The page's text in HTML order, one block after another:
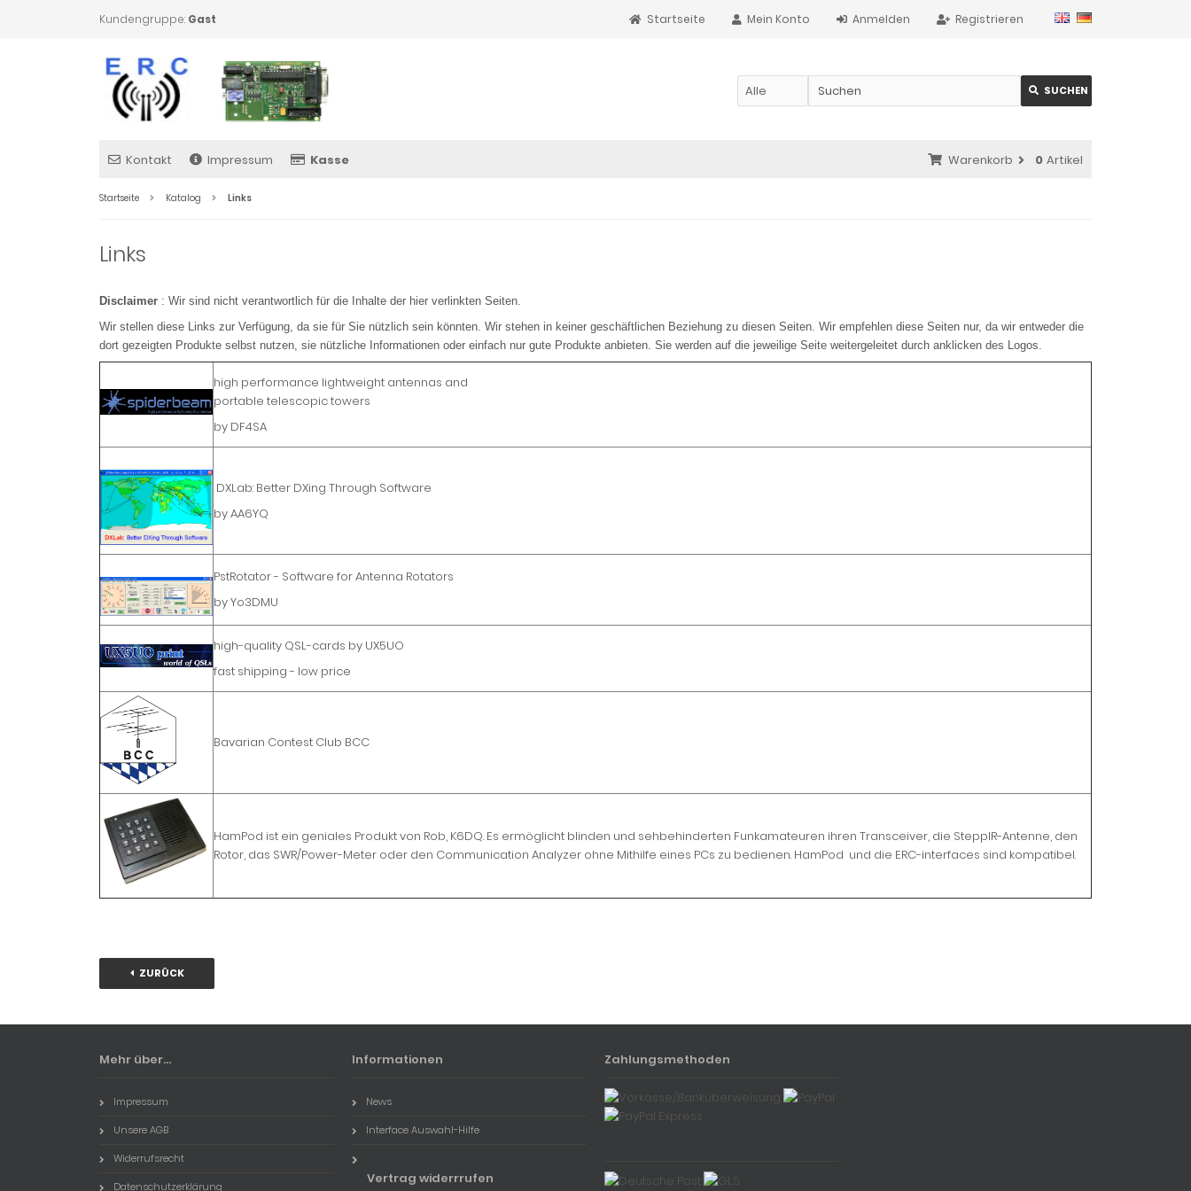
Kundengruppe: Gast Registrieren
Anmelden
Mein Konto
Startseite
SUCHEN
Kontakt Impressum Kasse Warenkorb 0 Artikel
Startseite Katalog Links
Links
Disclaimer : Wir sind nicht verantwortlich für die Inhalte der hier verlinkten Seiten.
Wir stellen diese Links zur Verfügung, da sie für Sie nützlich sein könnten. Wir stehen in keiner geschäftlichen Beziehung zu diesen Seiten. Wir empfehlen diese Seiten nur, da wir entweder die
dort gezeigten Produkte selbst nutzen, sie nützliche Informationen oder einfach nur gute Produkte anbieten. Sie werden auf die jeweilige Seite weitergeleitet durch anklicken des Logos.
high performance lightweight antennas and
portable telescopic towers
by DF4SA
DXLab: Better DXing Through Software
by AA6YQ
PstRotator - Software for Antenna Rotators
by Yo3DMU
high-quality QSL-cards by UX5UO
fast shipping - low price
Bavarian Contest Club BCC
HamPod ist ein geniales Produkt von Rob, K6DQ. Es ermöglicht blinden und sehbehinderten Funkamateuren ihren Transceiver, die SteppIR-Antenne, den
Rotor, das SWR/Power-Meter oder den Communication Analyzer ohne Mithilfe eines PCs zu bedienen. HamPod und die ERC-interfaces sind kompatibel.
ZURÜCK
Mehr über...
Impressum
Unsere AGB
Widerrufsrecht
Datenschutzerklärung
Informationen
News
Interface Auswahl-Hilfe
Vertrag widerrrufen
Zahlungsmethoden